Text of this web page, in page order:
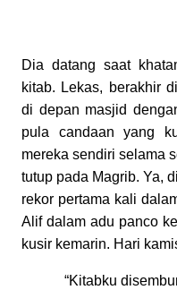
Dia datang saat
kitab. Lekas, berakhir
di depan masjid
pula candaan yang
mereka sendiri selama
tutup pada Magrib. Ya,
rekor pertama kali
Alif dalam adu panco
kusir kemarin. Hari
“Kitabku